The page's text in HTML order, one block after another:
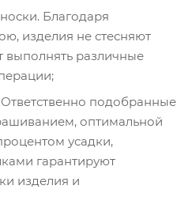
Благодаря
изделия не стесняют
различные
подобранные
оптимальной
усадки,
гарантируют
изделия и